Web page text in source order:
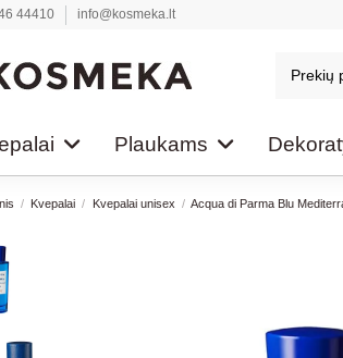
44410 info@kosmeka.lt
Plaukams
Kvepalai Kvepalai unisex Acqua di Parma Blu